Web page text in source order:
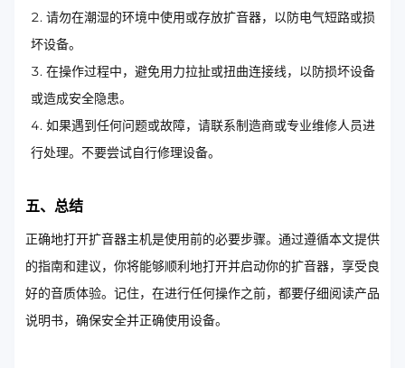
请勿在潮湿的环境中使用或存放扩音器，以防电气短路或损
坏设备。
在操作过程中，避免用力拉扯或扭曲连接线，以防损坏设备
或造成安全隐患。
如果遇到任何问题或故障，请联系制造商或专业维修人员进
行处理。不要尝试自行修理设备。
五、总结
正确地打开扩音器主机是使用前的必要步骤。通过遵循本文提供
的指南和建议，你将能够顺利地打开并启动你的扩音器，享受良
好的音质体验。记住，在进行任何操作之前，都要仔细阅读产品
说明书，确保安全并正确使用设备。